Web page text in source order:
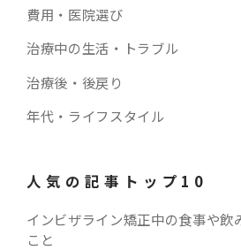
費用・医院選び
治療中の生活・トラブル
治療後・後戻り
年代・ライフスタイル
人気の記事トップ10
インビザライン矯正中の食事や飲
こと